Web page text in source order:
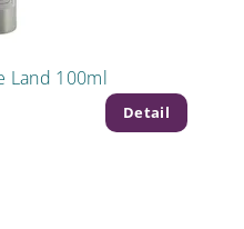
Land 100ml
Detail